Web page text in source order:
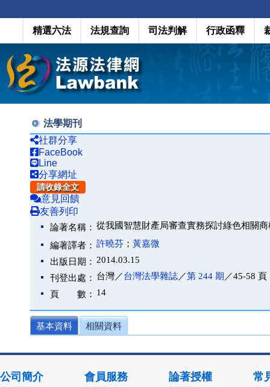
精選六法 法規查詢 司法判解 行政函釋
法學期刊
社群分享
FaceBook
Line
分享網址
請收錄全文
意見回饋
友善列印
論著名稱： 從我國智慧財產局審查實務探討綠色相關
編著譯者： 許曉芬 ； 黃嘉微
出版日期： 2014.03.15
刊登出處： 台灣／台灣法學雜誌／第 244 期 ／45-58 頁
頁 數： 14
基本資料 相關資料
公司簡介 會員服務 論著授權 常